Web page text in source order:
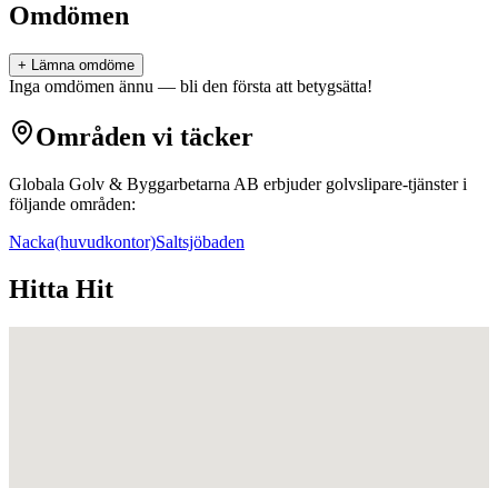
Omdömen
+ Lämna omdöme
Inga omdömen ännu — bli den första att betygsätta!
Områden vi täcker
Globala Golv & Byggarbetarna AB erbjuder golvslipare-tjänster i
följande områden:
Nacka(huvudkontor)Saltsjöbaden
Hitta Hit